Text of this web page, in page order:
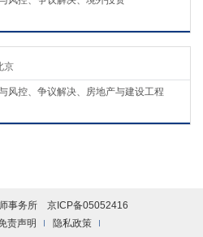
京
风控、争议解决、房地产与建设工程
事务所 京ICP备05052416
责声明 隐私政策